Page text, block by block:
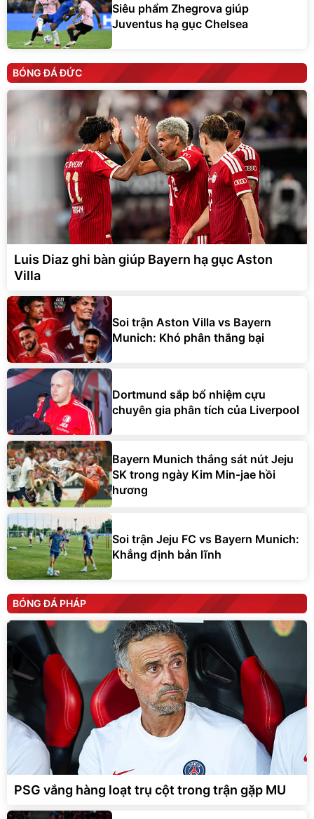
Siêu phẩm Zhegrova giúp
Juventus hạ gục Chelsea
BÓNG ĐÁ ĐỨC
Luis Diaz ghi bàn giúp Bayern hạ gục Aston
Villa
Soi trận Aston Villa vs Bayern
Munich: Khó phân thắng bại
Dortmund sắp bổ nhiệm cựu
chuyên gia phân tích của Liverpool
Bayern Munich thắng sát nút Jeju
SK trong ngày Kim Min-jae hồi
hương
Soi trận Jeju FC vs Bayern Munich:
Khẳng định bản lĩnh
BÓNG ĐÁ PHÁP
PSG vắng hàng loạt trụ cột trong trận gặp MU